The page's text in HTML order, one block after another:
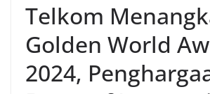
Telkom
Golden World
2024,